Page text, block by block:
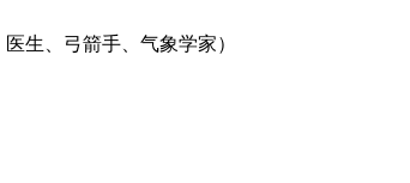
生、弓箭手、气象学家）